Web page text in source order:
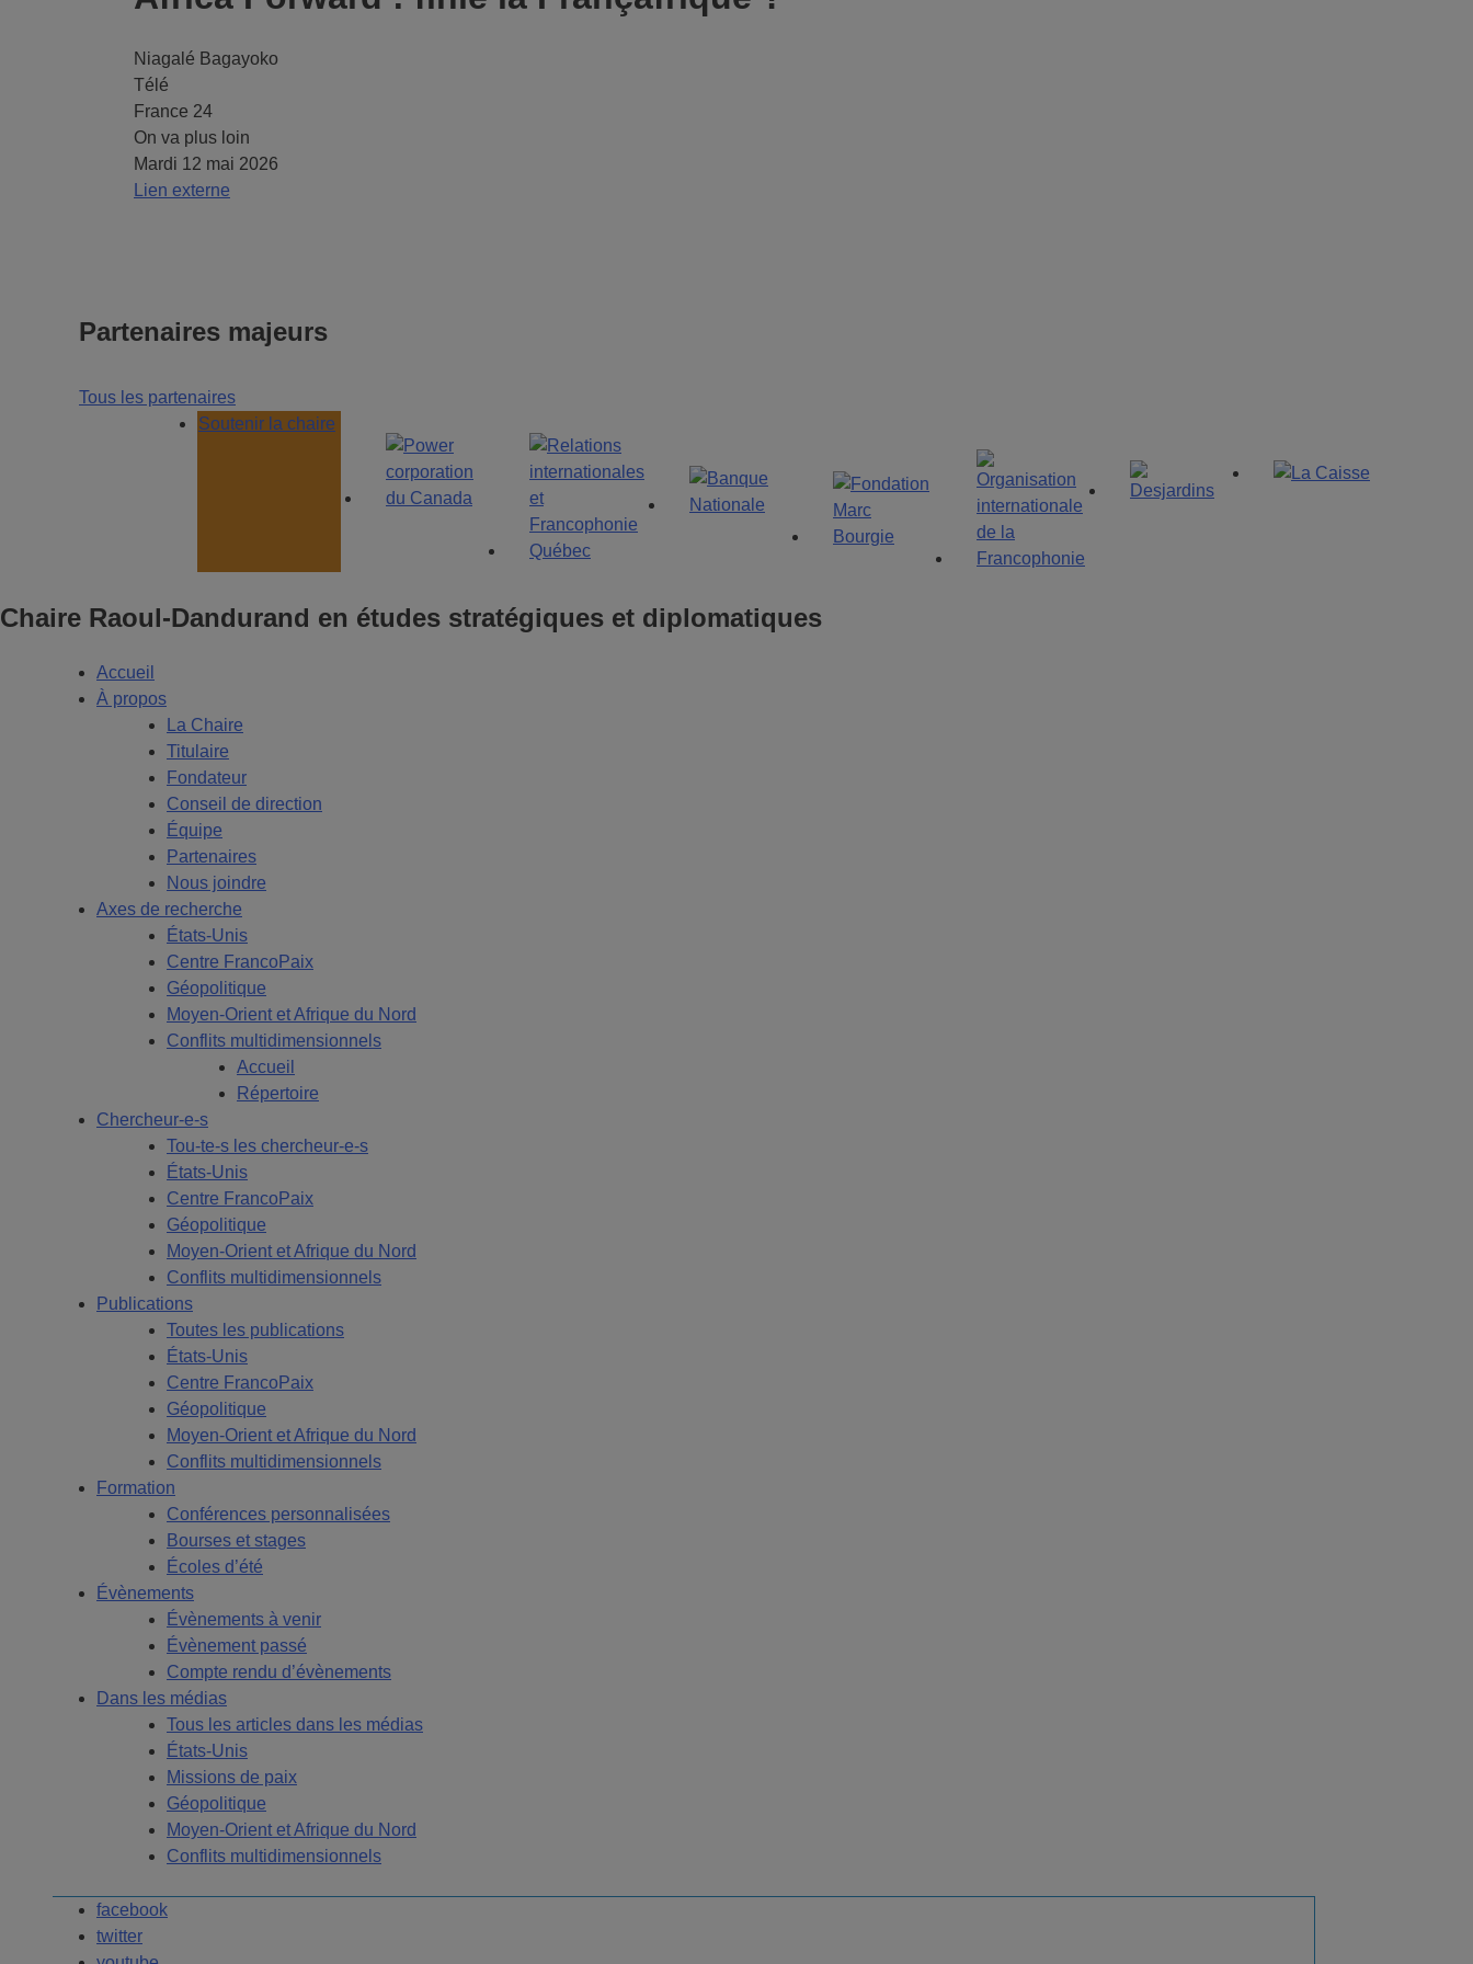
Niagalé Bagayoko
Télé
France 24
On va plus loin
Mardi 12 mai 2026
Lien externe
Partenaires majeurs
Tous les partenaires
Soutenir la chaire
Chaire Raoul-Dandurand en études stratégiques et diplomatiques
Accueil
À propos
La Chaire
Titulaire
Fondateur
Conseil de direction
Équipe
Partenaires
Nous joindre
Axes de recherche
États-Unis
Centre FrancoPaix
Géopolitique
Moyen-Orient et Afrique du Nord
Conflits multidimensionnels
Accueil
Répertoire
Chercheur-e-s
Tou-te-s les chercheur-e-s
États-Unis
Centre FrancoPaix
Géopolitique
Moyen-Orient et Afrique du Nord
Conflits multidimensionnels
Publications
Toutes les publications
États-Unis
Centre FrancoPaix
Géopolitique
Moyen-Orient et Afrique du Nord
Conflits multidimensionnels
Formation
Conférences personnalisées
Bourses et stages
Écoles d’été
Évènements
Évènements à venir
Évènement passé
Compte rendu d’évènements
Dans les médias
Tous les articles dans les médias
États-Unis
Missions de paix
Géopolitique
Moyen-Orient et Afrique du Nord
Conflits multidimensionnels
facebook
twitter